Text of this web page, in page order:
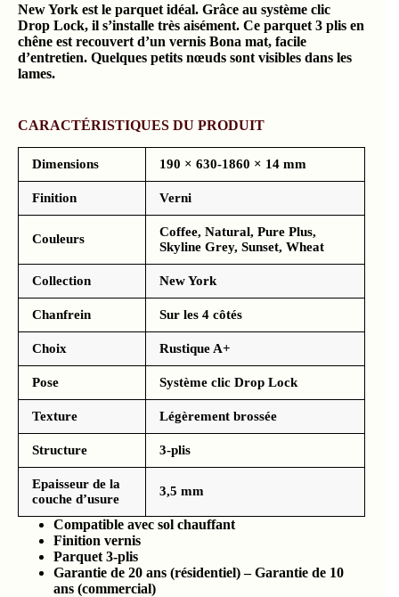
New York est le parquet idéal. Grâce au système clic
Drop Lock, il s’installe très aisément. Ce parquet 3 plis en
chêne est recouvert d’un vernis Bona mat, facile
d’entretien. Quelques petits nœuds sont visibles dans les
lames.
CARACTÉRISTIQUES DU PRODUIT
Dimensions 190 × 630-1860 × 14 mm
Finition Verni
Couleurs
Coffee, Natural, Pure Plus,
Skyline Grey, Sunset, Wheat
Collection New York
Chanfrein Sur les 4 côtés
Choix Rustique A+
Pose Système clic Drop Lock
Texture Légèrement brossée
Structure 3-plis
Epaisseur de la
couche d’usure
3,5 mm
Compatible avec sol chauffant
Finition vernis
Parquet 3-plis
Garantie de 20 ans (résidentiel) – Garantie de 10
ans (commercial)